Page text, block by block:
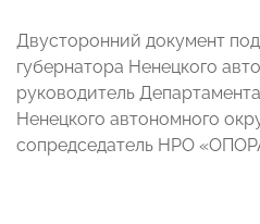
Двусторонний документ
губернатора Ненецкого
руководитель
Ненецкого автономного
сопредседатель НРО